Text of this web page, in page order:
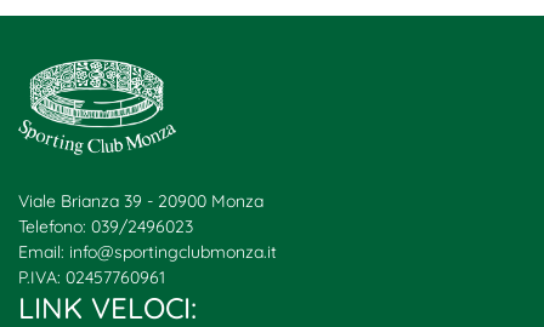
Viale Brianza 39 - 20900 Monza
Telefono: 039/2496023
Email: info@sportingclubmonza.it
P.IVA: 02457760961
LINK VELOCI: